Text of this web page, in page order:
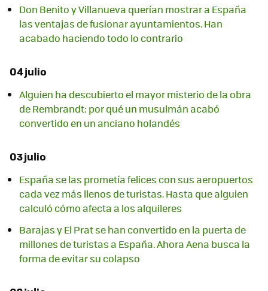
Don Benito y Villanueva querían mostrar a España
las ventajas de fusionar ayuntamientos. Han
acabado haciendo todo lo contrario
04 julio
Alguien ha descubierto el mayor misterio de la obra
de Rembrandt: por qué un musulmán acabó
convertido en un anciano holandés
03 julio
España se las prometía felices con sus aeropuertos
cada vez más llenos de turistas. Hasta que alguien
calculó cómo afecta a los alquileres
Barajas y El Prat se han convertido en la puerta de
millones de turistas a España. Ahora Aena busca la
forma de evitar su colapso